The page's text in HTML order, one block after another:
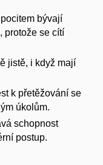
bývají
protože se cítí
jistě, i když mají
k přetěžování se
úkolům.
schopnost
postup.